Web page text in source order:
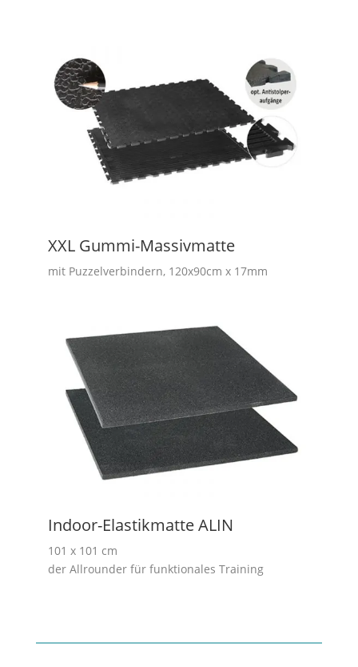
XXL Gummi-Massivmatte
mit Puzzelverbindern, 120x90cm x 17mm
Indoor-Elastikmatte ALIN
101 x 101 cm
der Allrounder für funktionales Training